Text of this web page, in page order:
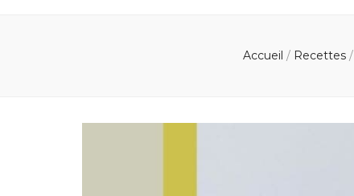
Accueil / Recettes /